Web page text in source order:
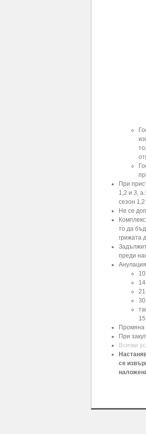
При
1,2 и 3, а
сезон
Не се
то да
грижата
преди
Промяна
При
Всички
се